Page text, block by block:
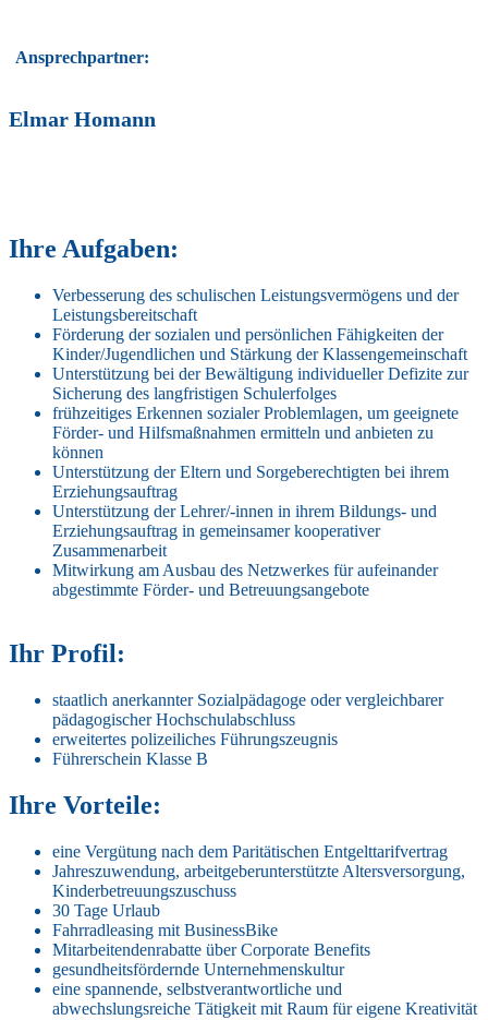
Ansprechpartner:
Elmar Homann
Ihre Aufgaben:
Verbesserung des schulischen Leistungsvermögens und der
Leistungsbereitschaft
Förderung der sozialen und persönlichen Fähigkeiten der
Kinder/Jugendlichen und Stärkung der Klassengemeinschaft
Unterstützung bei der Bewältigung individueller Defizite zur
Sicherung des langfristigen Schulerfolges
frühzeitiges Erkennen sozialer Problemlagen, um geeignete
Förder- und Hilfsmaßnahmen ermitteln und anbieten zu
können
Unterstützung der Eltern und Sorgeberechtigten bei ihrem
Erziehungsauftrag
Unterstützung der Lehrer/-innen in ihrem Bildungs- und
Erziehungsauftrag in gemeinsamer kooperativer
Zusammenarbeit
Mitwirkung am Ausbau des Netzwerkes für aufeinander
abgestimmte Förder- und Betreuungsangebote
Ihr Profil:
staatlich anerkannter Sozialpädagoge oder vergleichbarer
pädagogischer Hochschulabschluss
erweitertes polizeiliches Führungszeugnis
Führerschein Klasse B
Ihre Vorteile:
eine Vergütung nach dem Paritätischen Entgelttarifvertrag
Jahreszuwendung, arbeitgeberunterstützte Altersversorgung,
Kinderbetreuungszuschuss
30 Tage Urlaub
Fahrradleasing mit BusinessBike
Mitarbeitendenrabatte über Corporate Benefits
gesundheitsfördernde Unternehmenskultur
eine spannende, selbstverantwortliche und
abwechslungsreiche Tätigkeit mit Raum für eigene Kreativität